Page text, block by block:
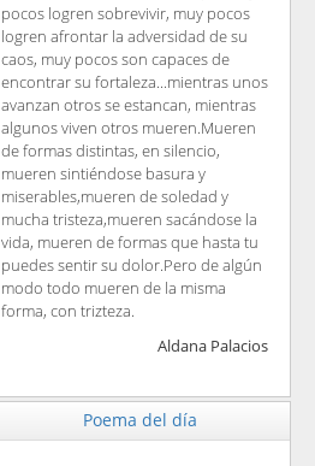
pocos logren sobrevivir, muy pocos
logren afrontar la adversidad de su
caos, muy pocos son capaces de
encontrar su fortaleza...mientras unos
avanzan otros se estancan, mientras
algunos viven otros mueren.Mueren
de formas distintas, en silencio,
mueren sintiéndose basura y
miserables,mueren de soledad y
mucha tristeza,mueren sacándose la
vida, mueren de formas que hasta tu
puedes sentir su dolor.Pero de algún
modo todo mueren de la misma
forma, con trizteza.
Aldana Palacios
Poema del día